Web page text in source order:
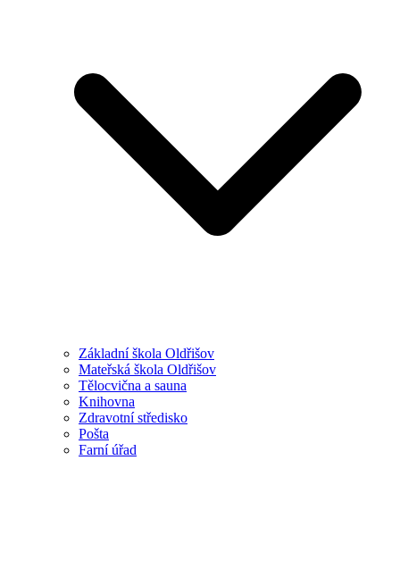
Základní škola Oldřišov
Mateřská škola Oldřišov
Tělocvična a sauna
Knihovna
Zdravotní středisko
Pošta
Farní úřad